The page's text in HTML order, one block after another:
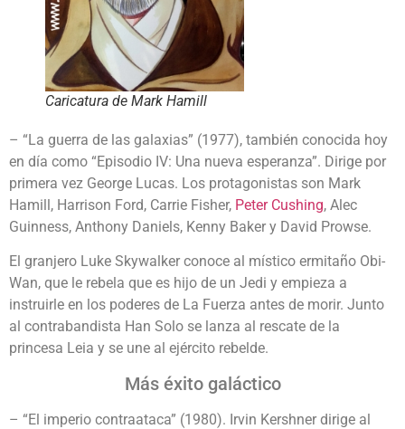
Caricatura de Mark Hamill
– “La guerra de las galaxias” (1977), también conocida hoy
en día como “Episodio IV: Una nueva esperanza”. Dirige por
primera vez George Lucas. Los protagonistas son Mark
Hamill, Harrison Ford, Carrie Fisher, Peter Cushing, Alec
Guinness, Anthony Daniels, Kenny Baker y David Prowse.
El granjero Luke Skywalker conoce al místico ermitaño Obi-
Wan, que le rebela que es hijo de un Jedi y empieza a
instruirle en los poderes de La Fuerza antes de morir. Junto
al contrabandista Han Solo se lanza al rescate de la
princesa Leia y se une al ejército rebelde.
Más éxito galáctico
– “El imperio contraataca” (1980). Irvin Kershner dirige al